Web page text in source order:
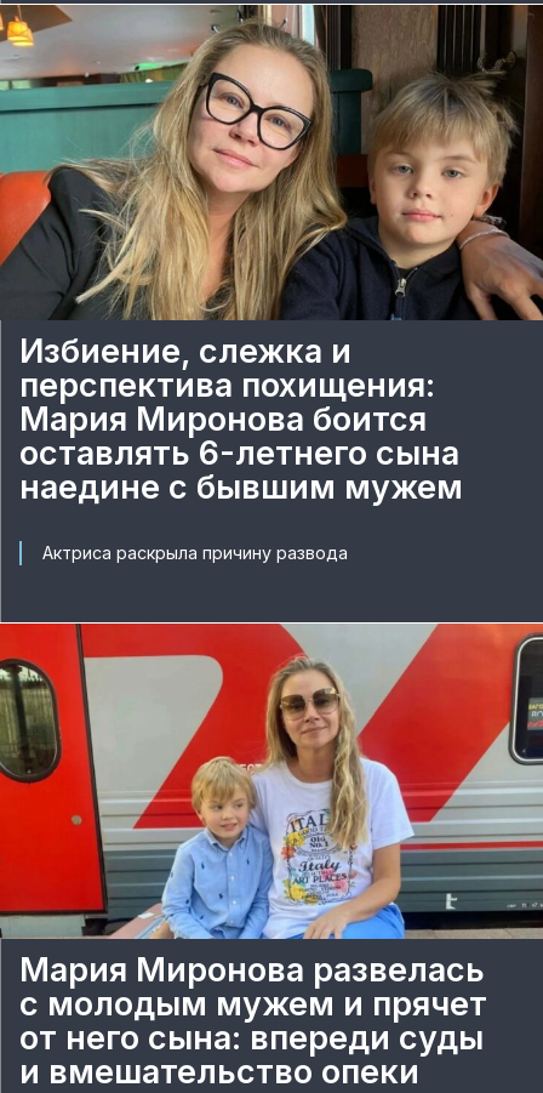
Избиение, слежка и
перспектива похищения:
Мария Миронова боится
оставлять 6-летнего сына
наедине с бывшим мужем
Актриса раскрыла причину развода
Мария Миронова развелась
с молодым мужем и прячет
от него сына: впереди суды
и вмешательство опеки